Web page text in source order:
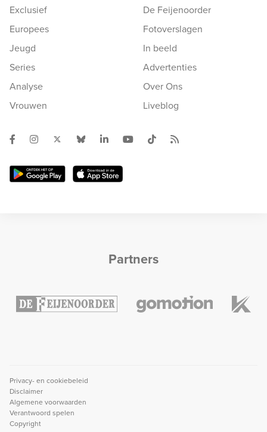
Exclusief
Europees
Jeugd
Series
Analyse
Vrouwen
De Feijenoorder
Fotoverslagen
In beeld
Advertenties
Over Ons
Liveblog
Partners
Privacy- en cookiebeleid
Disclaimer
Algemene voorwaarden
Verantwoord spelen
Copyright